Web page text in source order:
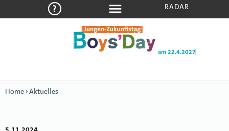
am 22.4.2027
RADAR
Home ›Aktuelles